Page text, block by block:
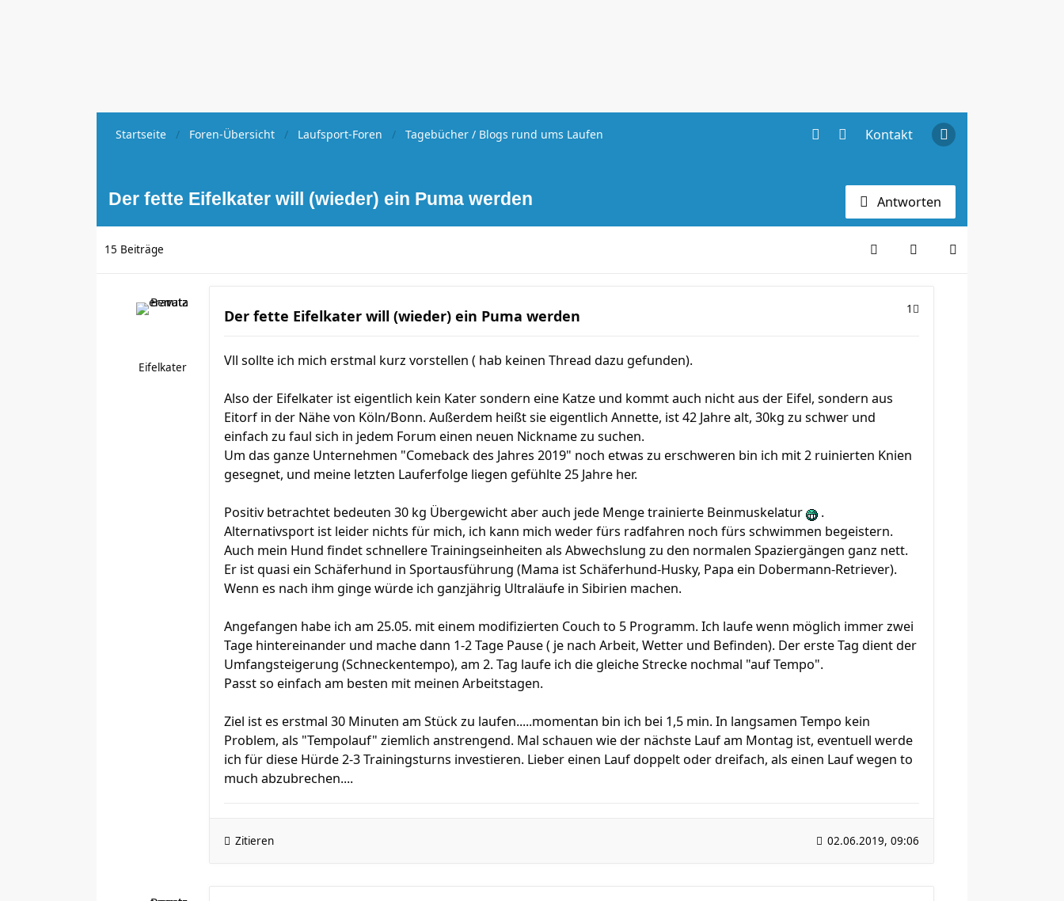
Kontakt
Startseite Foren-Übersicht Laufsport-Foren Tagebücher / Blogs rund ums Laufen
Der fette Eifelkater will (wieder) ein Puma werden Antworten
15 Beiträge
Eifelkater
Der fette Eifelkater will (wieder) ein Puma werden 1
Vll sollte ich mich erstmal kurz vorstellen ( hab keinen Thread dazu gefunden).
Also der Eifelkater ist eigentlich kein Kater sondern eine Katze und kommt auch nicht aus der Eifel, sondern aus
Eitorf in der Nähe von Köln/Bonn. Außerdem heißt sie eigentlich Annette, ist 42 Jahre alt, 30kg zu schwer und
einfach zu faul sich in jedem Forum einen neuen Nickname zu suchen.
Um das ganze Unternehmen "Comeback des Jahres 2019" noch etwas zu erschweren bin ich mit 2 ruinierten Knien
gesegnet, und meine letzten Lauferfolge liegen gefühlte 25 Jahre her.
Positiv betrachtet bedeuten 30 kg Übergewicht aber auch jede Menge trainierte Beinmuskelatur
.
Alternativsport ist leider nichts für mich, ich kann mich weder fürs radfahren noch fürs schwimmen begeistern.
Auch mein Hund findet schnellere Trainingseinheiten als Abwechslung zu den normalen Spaziergängen ganz nett.
Er ist quasi ein Schäferhund in Sportausführung (Mama ist Schäferhund-Husky, Papa ein Dobermann-Retriever).
Wenn es nach ihm ginge würde ich ganzjährig Ultraläufe in Sibirien machen.
Angefangen habe ich am 25.05. mit einem modifizierten Couch to 5 Programm. Ich laufe wenn möglich immer zwei
Tage hintereinander und mache dann 1-2 Tage Pause ( je nach Arbeit, Wetter und Befinden). Der erste Tag dient der
Umfangsteigerung (Schneckentempo), am 2. Tag laufe ich die gleiche Strecke nochmal "auf Tempo".
Passt so einfach am besten mit meinen Arbeitstagen.
Ziel ist es erstmal 30 Minuten am Stück zu laufen.....momentan bin ich bei 1,5 min. In langsamen Tempo kein
Problem, als "Tempolauf" ziemlich anstrengend. Mal schauen wie der nächste Lauf am Montag ist, eventuell werde
ich für diese Hürde 2-3 Trainingsturns investieren. Lieber einen Lauf doppelt oder dreifach, als einen Lauf wegen to
much abzubrechen....
Zitieren 02.06.2019, 09:06